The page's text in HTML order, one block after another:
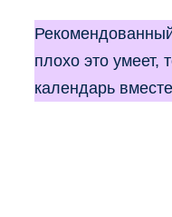
плохо это умеет,
календарь